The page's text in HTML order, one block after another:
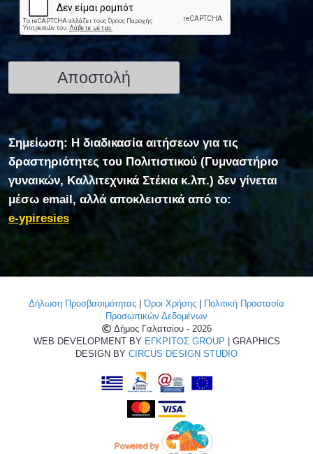
Σημείωση: Η διαδικασία αιτήσεων για τις
δραστηριότητες του Πολιτιστικού (Γυμναστήριο
γυναικών, Καλλιτεχνικά Στέκια κ.λπ.) δεν γίνεται
μέσω email, αλλά αποκλειστικά από το:
e-ypiresies
Δήλωση Προσβασιμότητας |Όροι Χρήσης
Πολιτική Προστασία
Προσωπικών Δεδομένων
Δήμος Γαλατσίου - 2026
WEB DEVELOPMENT BY ΕΓΚΡΙΤΟΣ GROUP | GRAPHICS
DESIGN BY CIRCUS DESIGN STUDIO